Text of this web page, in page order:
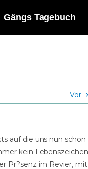
Gängs Tagebuch
Vor
auf die uns nun schon
kein Lebenszeichen
Pr?senz im Revier, mit